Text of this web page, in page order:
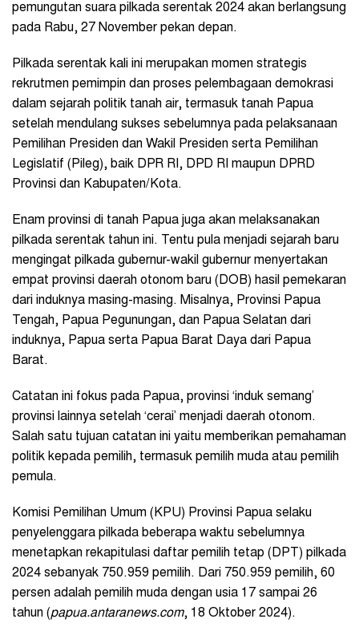
pemungutan suara pilkada serentak 2024 akan berlangsung
pada Rabu, 27 November pekan depan.
Pilkada serentak kali ini merupakan momen strategis
rekrutmen pemimpin dan proses pelembagaan demokrasi
dalam sejarah politik tanah air, termasuk tanah Papua
setelah mendulang sukses sebelumnya pada pelaksanaan
Pemilihan Presiden dan Wakil Presiden serta Pemilihan
Legislatif (Pileg), baik DPR RI, DPD RI maupun DPRD
Provinsi dan Kabupaten/Kota.
Enam provinsi di tanah Papua juga akan melaksanakan
pilkada serentak tahun ini. Tentu pula menjadi sejarah baru
mengingat pilkada gubernur-wakil gubernur menyertakan
empat provinsi daerah otonom baru (DOB) hasil pemekaran
dari induknya masing-masing. Misalnya, Provinsi Papua
Tengah, Papua Pegunungan, dan Papua Selatan dari
induknya, Papua serta Papua Barat Daya dari Papua
Barat.
Catatan ini fokus pada Papua, provinsi ‘induk semang’
provinsi lainnya setelah ‘cerai’ menjadi daerah otonom.
Salah satu tujuan catatan ini yaitu memberikan pemahaman
politik kepada pemilih, termasuk pemilih muda atau pemilih
pemula.
Komisi Pemilihan Umum (KPU) Provinsi Papua selaku
penyelenggara pilkada beberapa waktu sebelumnya
menetapkan rekapitulasi daftar pemilih tetap (DPT) pilkada
2024 sebanyak 750.959 pemilih. Dari 750.959 pemilih, 60
persen adalah pemilih muda dengan usia 17 sampai 26
tahun (papua.antaranews.com, 18 Oktober 2024).